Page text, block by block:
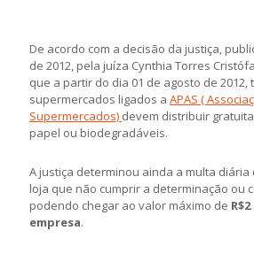
De acordo com a decisão da justiça,
de 2012, pela juíza Cynthia Torres
que a partir do dia 01 de agosto de 2012,
supermercados ligados a APAS (
Supermercados) devem distribuir
papel ou biodegradáveis.
A justiça determinou ainda a multa diária
loja que não cumprir a determinação ou
podendo chegar ao valor máximo de
empresa.